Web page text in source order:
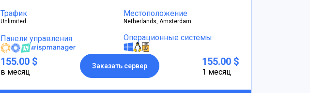
Трафик
Unlimited
Местоположение
Netherlands, Amsterdam
Панели управления Операционные системы
155.00 $
в месяц
Заказать сервер 155.00 $
1 месяц